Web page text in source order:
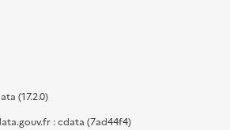
(17.2.0)
: cdata (7ad44f4)